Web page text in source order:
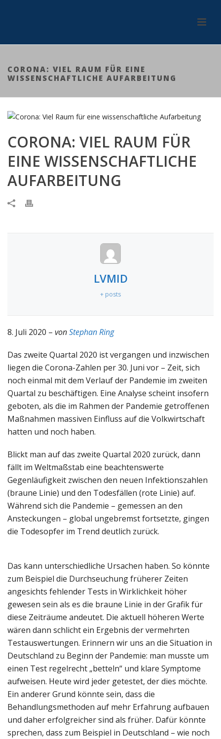
CORONA: VIEL RAUM FÜR EINE
WISSENSCHAFTLICHE AUFARBEITUNG
CORONA: VIEL RAUM FÜR
EINE WISSENSCHAFTLICHE
AUFARBEITUNG
LVMID
+ posts
8. Juli 2020 – vonStephan Ring
Das zweite Quartal 2020 ist vergangen und inzwischen
liegen die Corona-Zahlen per 30. Juni vor – Zeit, sich
noch einmal mit dem Verlauf der Pandemie im zweiten
Quartal zu beschäftigen. Eine Analyse scheint insofern
geboten, als die im Rahmen der Pandemie getroffenen
Maßnahmen massiven Einfluss auf die Volkwirtschaft
hatten und noch haben.
Blickt man auf das zweite Quartal 2020 zurück, dann
fällt im Weltmaßstab eine beachtenswerte
Gegenläufigkeit zwischen den neuen Infektionszahlen
(braune Linie) und den Todesfällen (rote Linie) auf.
Während sich die Pandemie – gemessen an den
Ansteckungen – global ungebremst fortsetzte, gingen
die Todesopfer im Trend deutlich zurück.
Das kann unterschiedliche Ursachen haben. So könnte
zum Beispiel die Durchseuchung früherer Zeiten
angesichts fehlender Tests in Wirklichkeit höher
gewesen sein als es die braune Linie in der Grafik für
diese Zeiträume andeutet. Die aktuell höheren Werte
wären dann schlicht ein Ergebnis der vermehrten
Testauswertungen. Erinnern wir uns an die Situation in
Deutschland zu Beginn der Pandemie: man musste um
einen Test regelrecht „betteln“ und klare Symptome
aufweisen. Heute wird jeder getestet, der dies möchte.
Ein anderer Grund könnte sein, dass die
Behandlungsmethoden auf mehr Erfahrung aufbauen
und daher erfolgreicher sind als früher. Dafür könnte
sprechen, dass zum Beispiel in Deutschland – wie noch